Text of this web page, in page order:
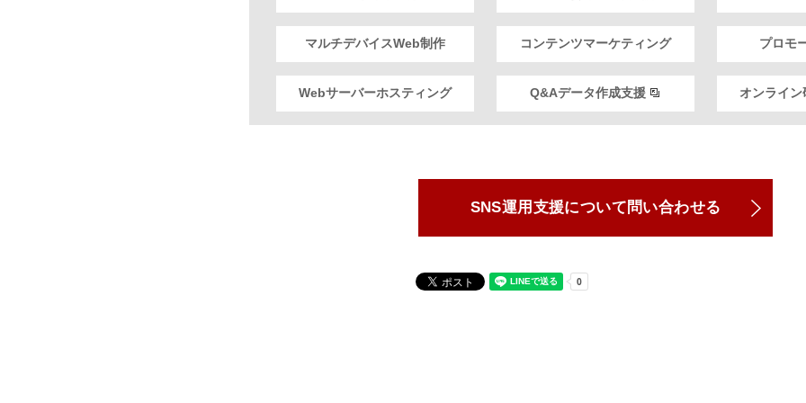
マルチデバイスWeb制作 コンテンツマーケティング プロモ
Webサーバーホスティング Q&Aデータ作成支援 オンライン
SNS運用支援について問い合わせる